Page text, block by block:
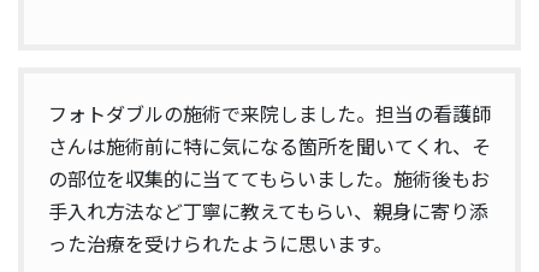
フォトダブルの施術で来院しました。担当の看護師
さんは施術前に特に気になる箇所を聞いてくれ、そ
の部位を収集的に当ててもらいました。施術後もお
手入れ方法など丁寧に教えてもらい、親身に寄り添
った治療を受けられたように思います。